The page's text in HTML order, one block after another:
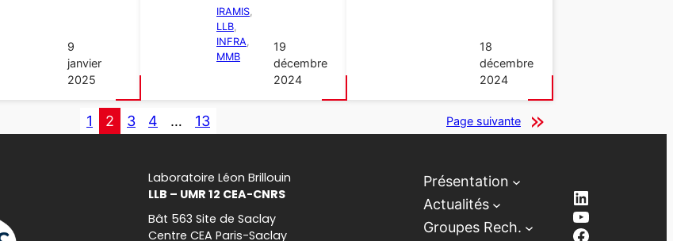
9
janvier
2025
IRAMIS
LLB
INFRA
MMB
19
décembre
2024
18
décembre
2024
1 2 3 4 … 13 Page suivante
Laboratoire Léon Brillouin
LLB – UMR 12 CEA-CNRS
Bât 563 Site de Saclay
Centre CEA Paris-Saclay
Présentation
Actualités
Groupes Rech.
LinkedIn
YouTube
Facebook